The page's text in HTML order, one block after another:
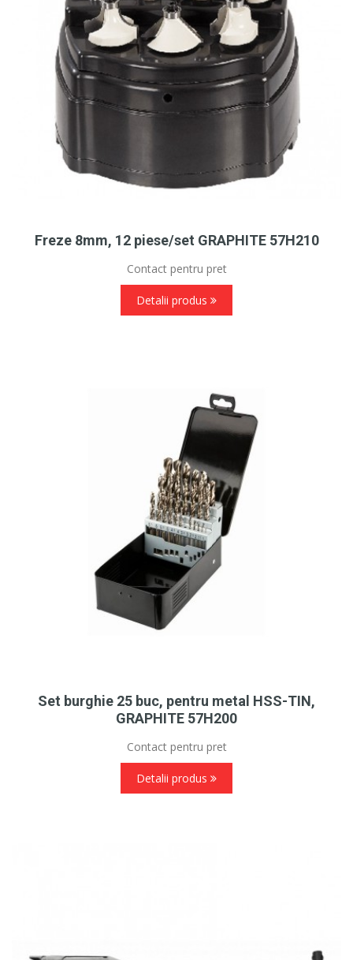
Freze 8mm, 12 piese/set GRAPHITE 57H210
Contact pentru pret
Detalii produs
Set burghie 25 buc, pentru metal HSS-TIN,
GRAPHITE 57H200
Contact pentru pret
Detalii produs